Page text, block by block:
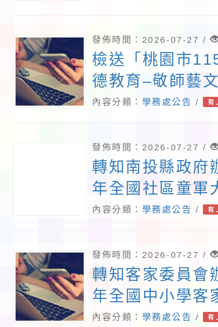
發佈時間：2026-07-27 /
檢送「桃園市
德教育–敬師藝
施計畫」1份，
內容分類： 學務處公告 / 有
發佈時間：2026-07-27 /
轉知南投縣政府
年全國社區童軍
動」實施計畫
內容分類： 學務處公告 / 有
發佈時間：2026-07-27 /
轉知客家委員會
年全國中小學客
賽」訂於115年
內容分類： 學務處公告 / 有